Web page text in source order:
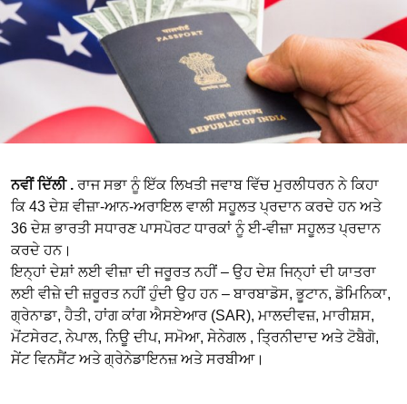
ਨਵੀਂ ਦਿੱਲੀ . ਰਾਜ ਸਭਾ ਨੂੰ ਇੱਕ ਲਿਖਤੀ ਜਵਾਬ ਵਿੱਚ ਮੁਰਲੀਧਰਨ ਨੇ ਕਿਹਾ
ਕਿ 43 ਦੇਸ਼ ਵੀਜ਼ਾ-ਆਨ-ਅਰਾਇਲ ਵਾਲੀ ਸਹੂਲਤ ਪ੍ਰਦਾਨ ਕਰਦੇ ਹਨ ਅਤੇ
36 ਦੇਸ਼ ਭਾਰਤੀ ਸਧਾਰਣ ਪਾਸਪੋਰਟ ਧਾਰਕਾਂ ਨੂੰ ਈ-ਵੀਜ਼ਾ ਸਹੂਲਤ ਪ੍ਰਦਾਨ
ਕਰਦੇ ਹਨ।
ਇਨ੍ਹਾਂ ਦੇਸ਼ਾਂ ਲਈ ਵੀਜ਼ਾ ਦੀ ਜਰੂਰਤ ਨਹੀਂ – ਉਹ ਦੇਸ਼ ਜਿਨ੍ਹਾਂ ਦੀ ਯਾਤਰਾ
ਲਈ ਵੀਜ਼ੇ ਦੀ ਜ਼ਰੂਰਤ ਨਹੀਂ ਹੁੰਦੀ ਉਹ ਹਨ – ਬਾਰਬਾਡੋਸ, ਭੂਟਾਨ, ਡੋਮਿਨਿਕਾ,
ਗ੍ਰੇਨਾਡਾ, ਹੈਤੀ, ਹਾਂਗ ਕਾਂਗ ਐਸਏਆਰ (SAR), ਮਾਲਦੀਵਜ਼, ਮਾਰੀਸ਼ਸ,
ਮੋਂਟਸੇਰਟ, ਨੇਪਾਲ, ਨਿਊ ਦੀਪ, ਸਮੋਆ, ਸੇਨੇਗਲ , ਤ੍ਰਿਨੀਦਾਦ ਅਤੇ ਟੋਬੈਗੋ,
ਸੇਂਟ ਵਿਨਸੈਂਟ ਅਤੇ ਗ੍ਰੇਨੇਡਾਇਨਜ਼ ਅਤੇ ਸਰਬੀਆ।